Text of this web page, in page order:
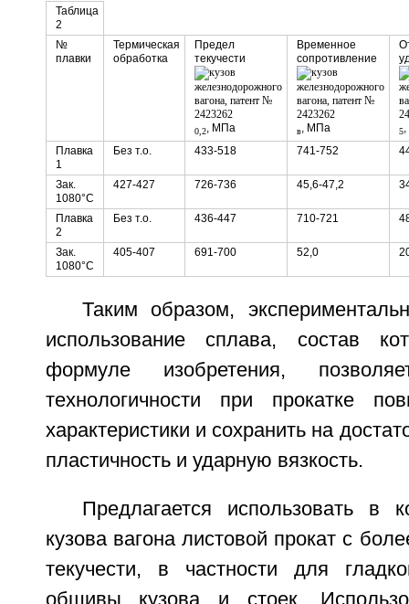
Таблица
2
№
плавки
Термическая
обработка
Предел
текучести
0,2, МПа
Временное
сопротивление
в , МПа 5,
Плавка
1
Без т.о. 433-518 741-752
Зак.
1080°С
427-427 726-736 45,6-47,2
Плавка
2
Без т.о. 436-447 710-721
Зак.
1080°С
405-407 691-700 52,0
Таким образом,
использование сплава, состав
формуле изобретения,
технологичности при прокатке
характеристики и сохранить на
пластичность и ударную вязкость.
Предлагается использовать в
кузова вагона листовой прокат с
текучести, в частности для
обшивы кузова и стоек.